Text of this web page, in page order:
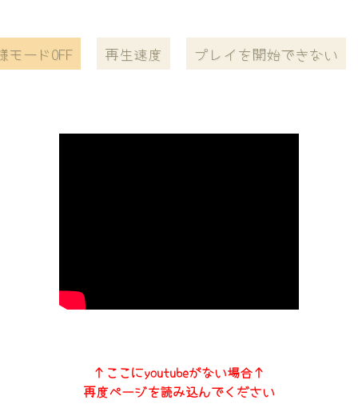
モードOFF 再生速度 プレイを開始できない
↑ここにyoutubeがない場合↑
再度ページを読み込んでください